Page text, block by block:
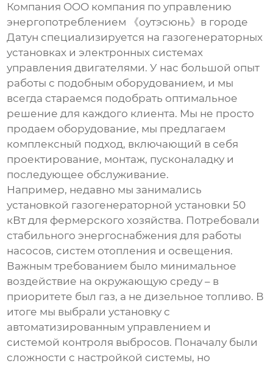
Компания OOO компания по управлению
энергопотреблением 《оутэсюнь》в городе
Датун специализируется на газогенераторных
установках и электронных системах
управления двигателями. У нас большой опыт
работы с подобным оборудованием, и мы
всегда стараемся подобрать оптимальное
решение для каждого клиента. Мы не просто
продаем оборудование, мы предлагаем
комплексный подход, включающий в себя
проектирование, монтаж, пусконаладку и
последующее обслуживание.
Например, недавно мы занимались
установкой газогенераторной установки 50
кВт для фермерского хозяйства. Потребовали
стабильного энергоснабжения для работы
насосов, систем отопления и освещения.
Важным требованием было минимальное
воздействие на окружающую среду – в
приоритете был газ, а не дизельное топливо. В
итоге мы выбрали установку с
автоматизированным управлением и
системой контроля выбросов. Поначалу были
сложности с настройкой системы, но